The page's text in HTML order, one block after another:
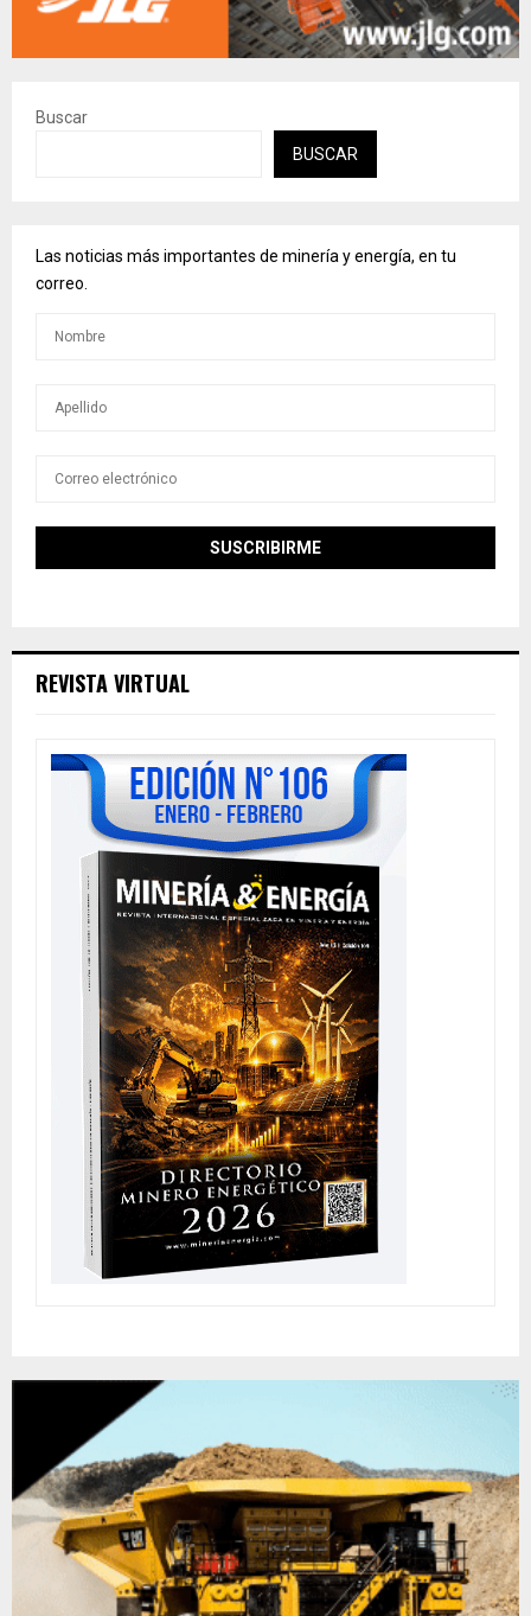
Buscar
BUSCAR
Las noticias más importantes de minería y energía, en tu
correo.
REVISTA VIRTUAL